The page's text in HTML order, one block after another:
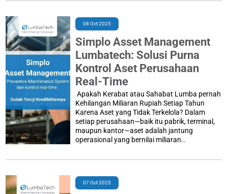
08 Oct 2025
Simplo Asset Management
Lumbatech: Solusi Purna
Kontrol Aset Perusahaan
Real-Time
Apakah Kerabat atau Sahabat Lumba pernah
Kehilangan Miliaran Rupiah Setiap Tahun
Karena Aset yang Tidak Terkelola? Dalam
setiap perusahaan—baik itu pabrik, terminal,
maupun kantor—aset adalah jantung
operasional yang bernilai miliaran..
07 Oct 2025